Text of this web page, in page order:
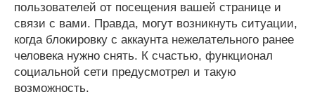
пользователей от посещения вашей странице и
связи с вами. Правда, могут возникнуть ситуации,
когда блокировку с аккаунта нежелательного ранее
человека нужно снять. К счастью, функционал
социальной сети предусмотрел и такую
возможность.